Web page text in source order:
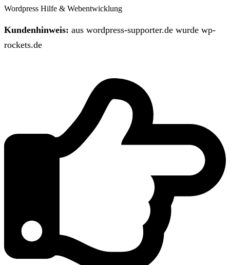
Wordpress Hilfe & Webentwicklung
Kundenhinweis: aus wordpress-supporter.de wurde wp-
rockets.de